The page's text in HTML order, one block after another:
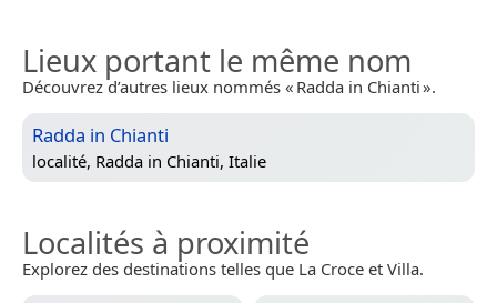
Lieux portant le même nom
Découvrez d’autres lieux nommés « Radda in Chianti ».
Radda in Chianti
localité, Radda in Chianti, Italie
Localités à proximité
Explorez des destinations telles que La Croce et Villa.